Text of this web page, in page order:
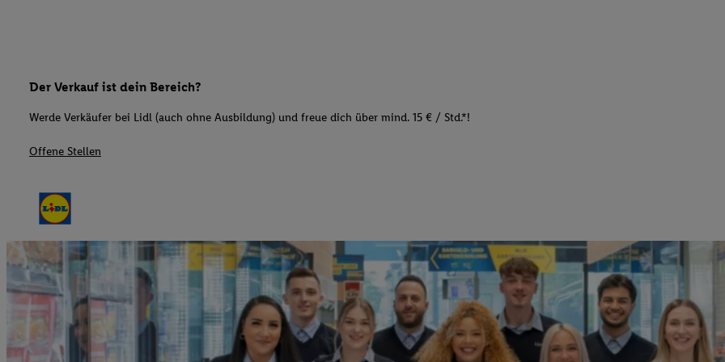
Der Verkauf ist dein Bereich?
Werde Verkäufer bei Lidl (auch ohne Ausbildung) und freue dich über mind. 15 € / Std.*!
Offene Stellen